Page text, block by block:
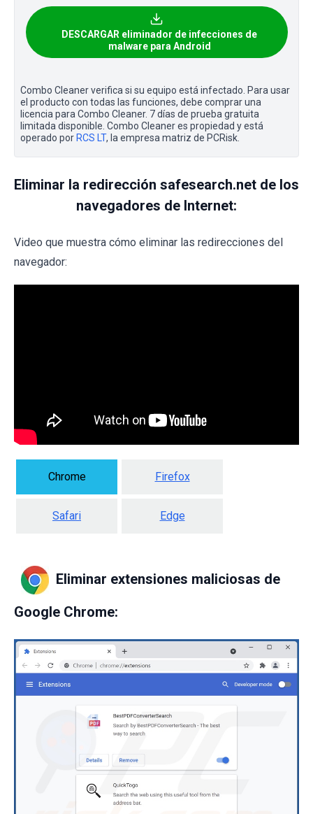
DESCARGAR eliminador de infecciones de
malware para Android
Combo Cleaner verifica si su equipo está infectado. Para usar
el producto con todas las funciones, debe comprar una
licencia para Combo Cleaner. 7 días de prueba gratuita
limitada disponible. Combo Cleaner es propiedad y está
operado por RCS LT, la empresa matriz de PCRisk.
Eliminar la redirección safesearch.net de los
navegadores de Internet:
Video que muestra cómo eliminar las redirecciones del
navegador:
Chrome Firefox
Safari Edge
Eliminar extensiones maliciosas de
Google Chrome: